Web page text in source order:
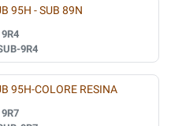
95H - SUB 89N
9R4
9R4
95H-COLORE RESINA
9R7